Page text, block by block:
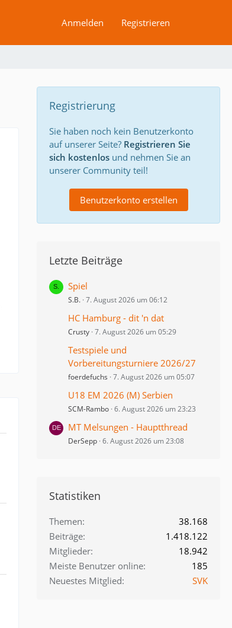
Anmelden Registrieren
Registrierung
Sie haben noch kein Benutzerkonto
auf unserer Seite? Registrieren Sie
sich kostenlos und nehmen Sie an
unserer Community teil!
Benutzerkonto erstellen
Letzte Beiträge
Spiel
S.B. 7. August 2026 um 06:12
HC Hamburg - dit 'n dat
Crusty 7. August 2026 um 05:29
Testspiele und
Vorbereitungsturniere 2026/27
foerdefuchs 7. August 2026 um 05:07
U18 EM 2026 (M) Serbien
SCM-Rambo 6. August 2026 um 23:23
MT Melsungen - Hauptthread
DerSepp 6. August 2026 um 23:08
Statistiken
Themen
38.168
Beiträge
1.418.122
Mitglieder
18.942
Meiste Benutzer online
185
Neuestes Mitglied
SVK